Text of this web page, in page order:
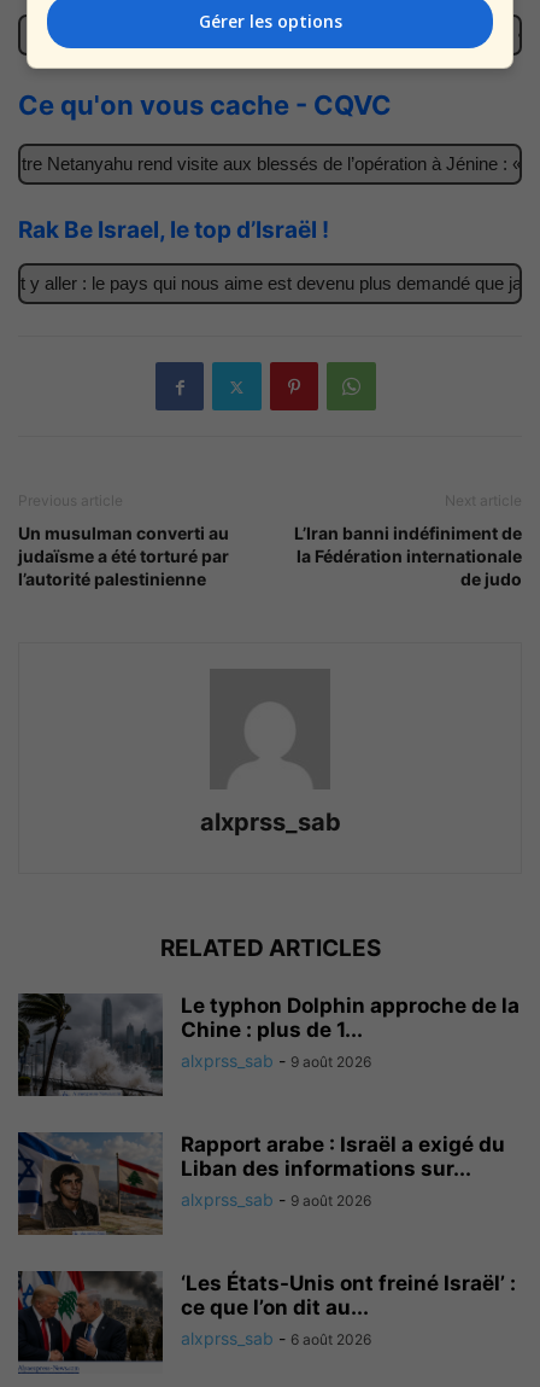
pays qui nous aime est devenu plus demandé que jamais Il
Ce qu'on vous cache - CQVC
Netanyahu rend visite aux blessés de l’opération à Jénine : «
Rak Be Israel, le top d’Israël !
y aller : le pays qui nous aime est devenu plus demandé que
Previous article
Un musulman converti au
judaïsme a été torturé par
l’autorité palestinienne
Next article
L’Iran banni indéfiniment de
la Fédération internationale
de judo
alxprss_sab
RELATED ARTICLES
Le typhon Dolphin approche de la
Chine : plus de 1...
alxprss_sab - 9 août 2026
Rapport arabe : Israël a exigé du
Liban des informations sur...
alxprss_sab - 9 août 2026
‘Les États-Unis ont freiné Israël’ :
ce que l’on dit au...
alxprss_sab - 6 août 2026
Gérer les options